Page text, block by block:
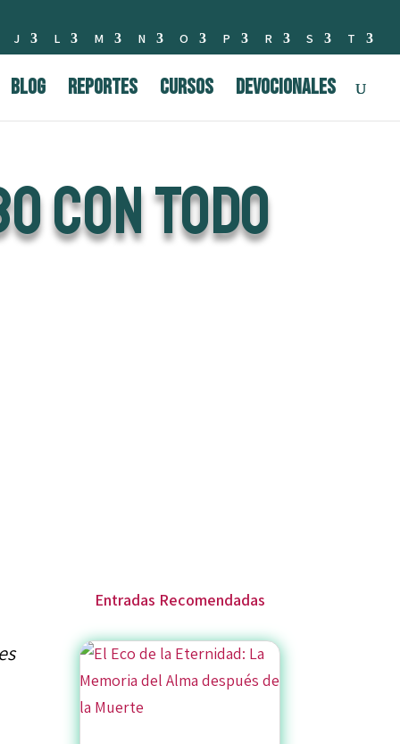
J L M N O P R S T
BLOG Reportes Cursos Devocionales
CON TODO
Entradas Recomendadas